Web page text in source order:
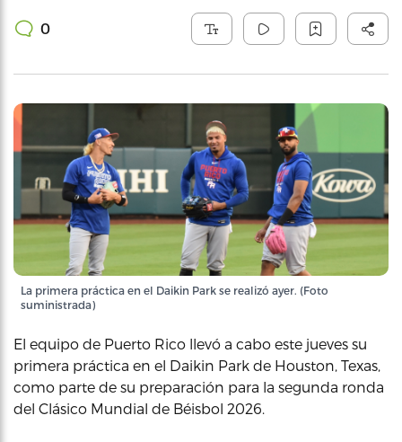
0
La primera práctica en el Daikin Park se realizó ayer. (Foto
suministrada)
El equipo de Puerto Rico llevó a cabo este jueves su
primera práctica en el Daikin Park de Houston, Texas,
como parte de su preparación para la segunda ronda
del Clásico Mundial de Béisbol 2026.